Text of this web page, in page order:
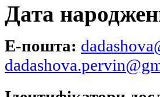
Дата
Е-пошта: